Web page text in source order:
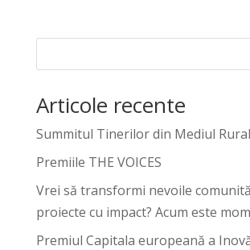
Articole recente
Summitul Tinerilor din Mediul
Premiile THE VOICES
Vrei să transformi nevoile
proiecte cu impact? Acum este
Premiul Capitala europeană a